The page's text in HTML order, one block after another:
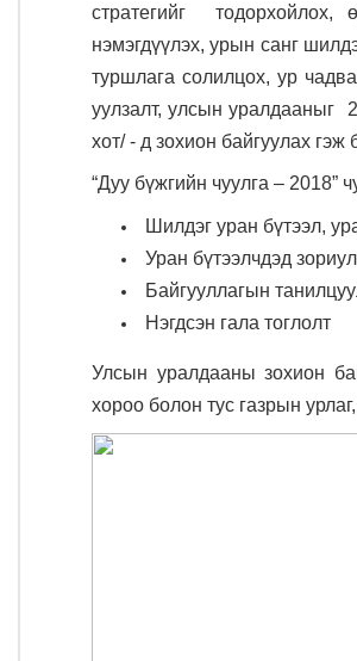
стратегийг тодорхойлох,
нэмэгдүүлэх, урын санг
туршлага солилцох, ур
уулзалт, улсын уралдааныг
хот/ - д зохион байгуулах гэж
“Дуу бүжгийн чуулга – 2018”
Шилдэг уран бүтээл,
Уран бүтээлчдэд
Байгууллагын
Нэгдсэн гала тоглолт
Улсын уралдааны зохион
хороо болон тус газрын